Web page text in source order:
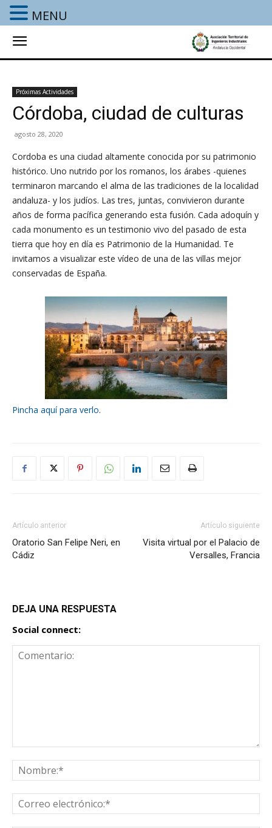
Próximas Actividades
Córdoba, ciudad de culturas
agosto 28, 2020
Cordoba es una ciudad altamente conocida por su patrimonio
histórico. Uno nutrido por los romanos, los árabes -quienes
terminaron marcando el alma de las tradiciones de la localidad
andaluza- y los judíos. Las tres, juntas, convivieron durante
años de forma pacífica generando esta fusión. Cada adoquín y
cada monumento es un testimonio vivo del pasado de esta
tierra que hoy en día es Patrimonio de la Humanidad. Te
invitamos a visualizar este vídeo de una de las villas mejor
conservadas de España.
Pincha aquí para verlo.
Artículo anterior
Oratorio San Felipe Neri, en
Cádiz
Artículo siguiente
Visita virtual por el Palacio de
Versalles, Francia
DEJA UNA RESPUESTA
Social connect:
MENU